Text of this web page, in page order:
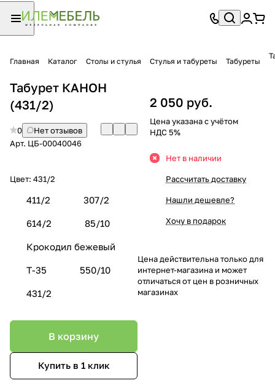
Главная Каталог Столы и стулья Стулья и табуреты Табуреты
Табурет КАНОН
(431/2)
0
Нет отзывов
Арт. ЦБ-00040046
Цвет: 431/2
411/2 307/2
614/2 85/10
Крокодил бежевый
Т-35 550/10
431/2
В корзину
Купить в 1 клик
2 050 руб.
Цена указана с учётом
НДС 5%
Нет в наличии
Рассчитать доставку
Нашли дешевле?
Хочу в подарок
Цена действительна только для
интернет-магазина и может
отличаться от цен в розничных
магазинах